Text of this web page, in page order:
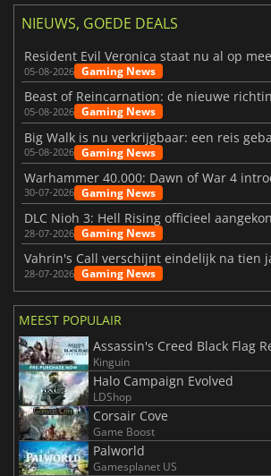
NIEUWS, GOEDE DEALS
05-08-2026 Gaming News
05-08-2026 Gaming News
05-08-2026 Gaming News
30-07-2026 Gaming News
DLC Nioh 3: Hell Rising officieel
28-07-2026 Gaming News
28-07-2026 Gaming News
MEEST POPULAIR
Assassin's Creed Black Flag
Kinguin
Halo Campaign Evolved
LDShop
Corsair Cove
Game Boost
Palworld
Gamesplanet US